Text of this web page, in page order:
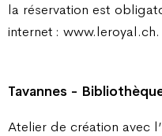
la réservation est
internet : www.leroyal.ch.
Tavannes -
Atelier de création avec